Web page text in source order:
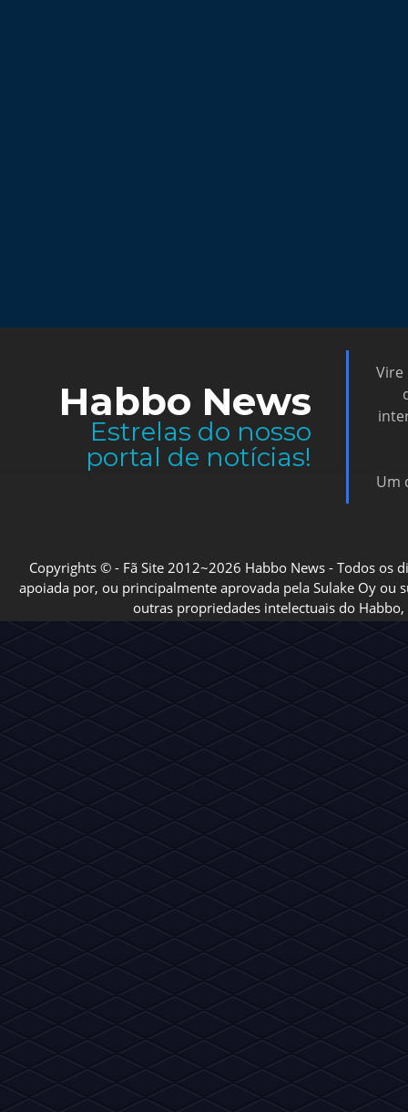
Habbo News
Estrelas do nosso
portal de notícias!
Vire
Um
Copyrights © - Fã Site 2012~2026 Habbo News - Todos os
apoiada por, ou principalmente aprovada pela Sulake Oy ou
outras propriedades intelectuais do